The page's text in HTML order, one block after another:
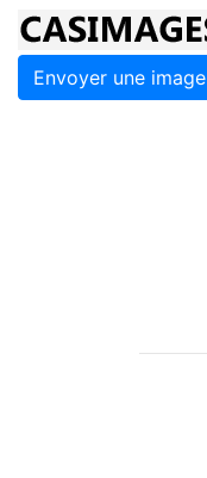
Envoyer une image